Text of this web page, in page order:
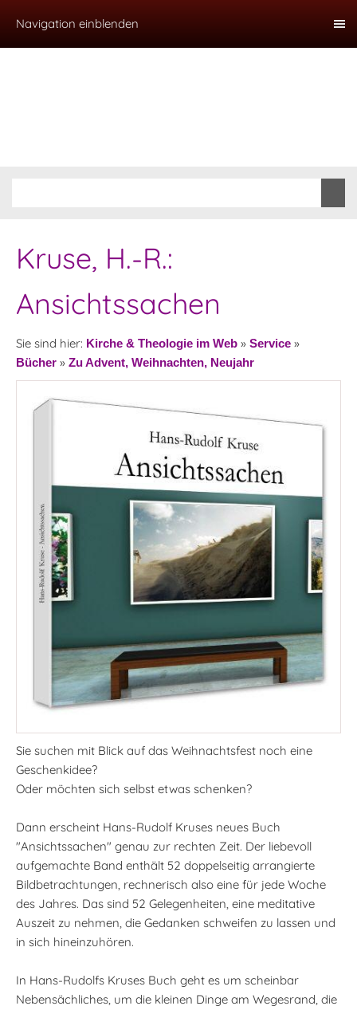
Navigation einblenden
Kruse, H.-R.:
Ansichtssachen
Sie sind hier: Kirche & Theologie im Web » Service »
Bücher » Zu Advent, Weihnachten, Neujahr
Sie suchen mit Blick auf das Weihnachtsfest noch eine
Geschenkidee?
Oder möchten sich selbst etwas schenken?
Dann erscheint Hans-Rudolf Kruses neues Buch
"Ansichtssachen" genau zur rechten Zeit. Der liebevoll
aufgemachte Band enthält 52 doppelseitig arrangierte
Bildbetrachtungen, rechnerisch also eine für jede Woche
des Jahres. Das sind 52 Gelegenheiten, eine meditative
Auszeit zu nehmen, die Gedanken schweifen zu lassen und
in sich hineinzuhören.
In Hans-Rudolfs Kruses Buch geht es um scheinbar
Nebensächliches, um die kleinen Dinge am Wegesrand, die